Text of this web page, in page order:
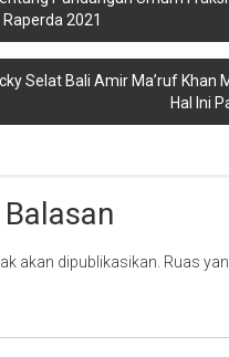
2021
Selat Bali Amir Ma’ruf Khan
Hal Ini
akan dipublikasikan. Ruas